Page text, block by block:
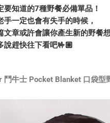
要知道的7種野餐必備單品！
手一定也會有失手的時候，
文章或許會讓你產生新的野餐想
說趕快往下看吧🤟🏼
鬥牛士 Pocket Blanket 口袋型